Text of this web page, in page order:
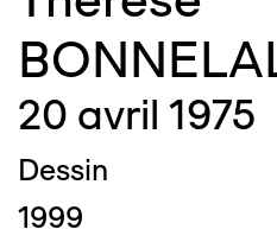
20 avril 1975
Dessin
1999